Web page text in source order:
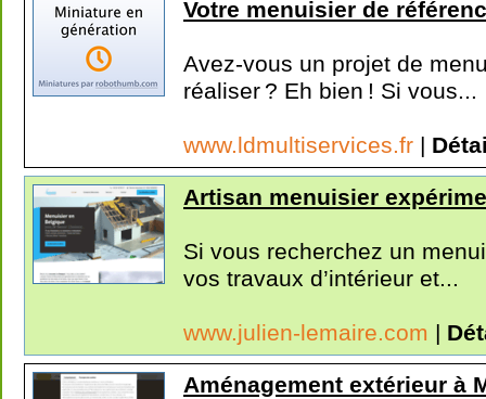
Votre menuisier de
Avez-vous un projet de
réaliser ? Eh bien ! Si vous...
www.ldmultiservices.fr |
Artisan menuisier
Si vous recherchez un
vos travaux d’intérieur et...
www.julien-lemaire.com |
Aménagement extérieur à